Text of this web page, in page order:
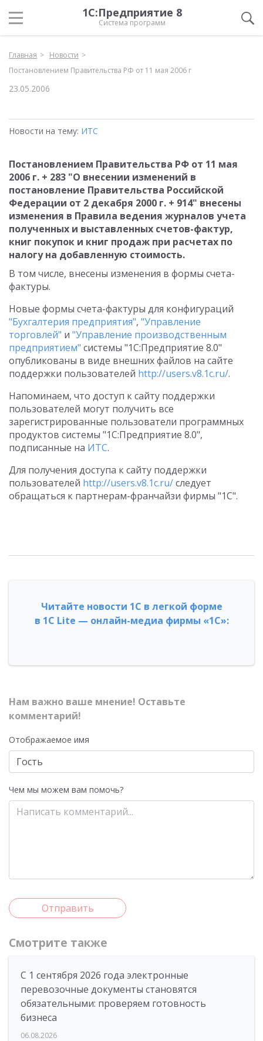
1С:Предприятие 8
Система программ
Главная
Новости
Постановлением Правительства РФ от 11 мая 2006 г
23.05.2006
Новости на тему: ИТС
Постановлением Правительства РФ от 11 мая
2006 г. + 283 "О внесении изменений в
постановление Правительства Российской
Федерации от 2 декабря 2000 г. + 914" внесены
изменения в Правила ведения журналов учета
полученных и выставленных счетов-фактур,
книг покупок и книг продаж при расчетах по
налогу на добавленную стоимость.
В том числе, внесены изменения в формы счета-
фактуры.
Новые формы счета-фактуры для конфигураций
"Бухгалтерия предприятия", "Управление
торговлей" и "Управление производственным
предприятием" системы "1С:Предприятие 8.0"
опубликованы в виде внешних файлов на сайте
поддержки пользователей http://users.v8.1c.ru/.
Напоминаем, что доступ к сайту поддержки
пользователей могут получить все
зарегистрированные пользователи программных
продуктов системы "1С:Предприятие 8.0",
подписанные на ИТС.
Для получения доступа к сайту поддержки
пользователей http://users.v8.1c.ru/следует
обращаться к партнерам-франчайзи фирмы "1С".
Читайте новости 1С в легкой форме
в 1С Lite — онлайн-медиа фирмы «1С»:
Нам важно ваше мнение! Оставьте
комментарий!
Отображаемое имя
Чем мы можем вам помочь?
Отправить
Смотрите также
С 1 сентября 2026 года электронные
перевозочные документы становятся
обязательными: проверяем готовность
бизнеса
06.08.2026